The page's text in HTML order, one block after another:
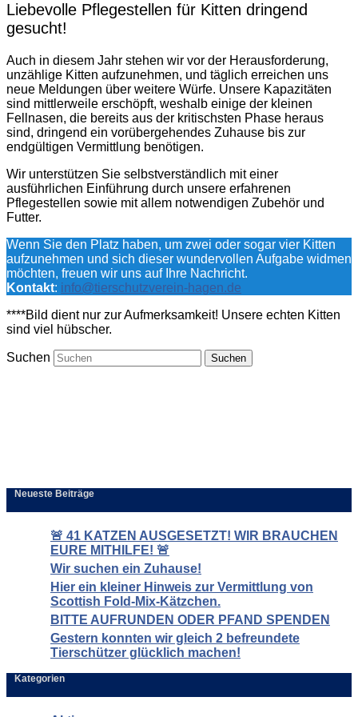
Liebevolle Pflegestellen für Kitten dringend
gesucht!
Auch in diesem Jahr stehen wir vor der Herausforderung,
unzählige Kitten aufzunehmen, und täglich erreichen uns
neue Meldungen über weitere Würfe. Unsere Kapazitäten
sind mittlerweile erschöpft, weshalb einige der kleinen
Fellnasen, die bereits aus der kritischsten Phase heraus
sind, dringend ein vorübergehendes Zuhause bis zur
endgültigen Vermittlung benötigen.
Wir unterstützen Sie selbstverständlich mit einer
ausführlichen Einführung durch unsere erfahrenen
Pflegestellen sowie mit allem notwendigen Zubehör und
Futter.
Wenn Sie den Platz haben, um zwei oder sogar vier Kitten
aufzunehmen und sich dieser wundervollen Aufgabe widmen
möchten, freuen wir uns auf Ihre Nachricht.
Kontakt: info@tierschutzverein-hagen.de
****Bild dient nur zur Aufmerksamkeit! Unsere echten Kitten
sind viel hübscher.
Suchen
Neueste Beiträge
🚨 41 KATZEN AUSGESETZT! WIR BRAUCHEN
EURE MITHILFE! 🚨
Wir suchen ein Zuhause!
Hier ein kleiner Hinweis zur Vermittlung von
Scottish Fold-Mix-Kätzchen.
BITTE AUFRUNDEN ODER PFAND SPENDEN
Gestern konnten wir gleich 2 befreundete
Tierschützer glücklich machen!
Kategorien